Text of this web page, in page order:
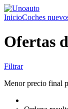
InicioCoches
Ofertas
Filtrar
Menor precio final